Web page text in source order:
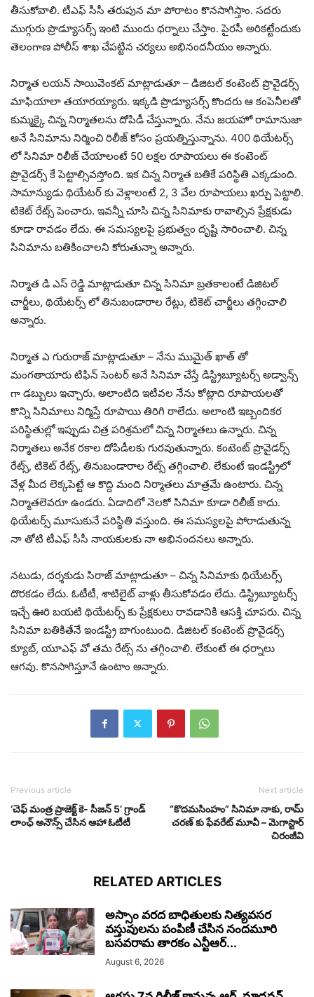
తీసుకోవాలి. టీఎఫ్ సీసీ తరుపున మా పోరాటం కొనసాగిస్తాం. సదరు
ముగ్గురు ప్రొడ్యూసర్స్ ఇంటి ముందు ధర్నాలు చేస్తాం. పైరసీ అరికట్టేందుకు
తెలంగాణ పోలీస్ శాఖ చేపట్టిన చర్యలు అభినందనీయం అన్నారు.
నిర్మాత లయన్ సాయివెంకట్ మాట్లాడుతూ – డిజిటల్ కంటెంట్ ప్రొవైడర్స్
మాఫియాలా తయారయ్యారు. ఇక్కడి ప్రొడ్యూసర్స్ కొందరు ఆ కంపెనీలతో
కుమ్మక్కై చిన్న నిర్మాతలను దోపిడీ చేస్తున్నారు. నేను జయహో రామానుజా
అనే సినిమాను నిర్మించి రిలీజ్ కోసం ప్రయత్నిస్తున్నాను. 400 థియేటర్స్
లో సినిమా రిలీజ్ చేయాలంటే 50 లక్షల రూపాయలు ఈ కంటెంట్
ప్రొవైడర్స్ కే పెట్టాల్సివస్తోంది. ఇక చిన్న నిర్మాత బతికే పరిస్థితి ఎక్కడుంది.
సామాన్యుడు థియేటర్ కు వెళ్లాలంటే 2, 3 వేల రూపాయలు ఖర్చు పెట్టాలి.
టికెట్ రేట్స్ పెంచారు. ఇవన్నీ చూసి చిన్న సినిమాకు రావాల్సిన ప్రేక్షకుడు
కూడా రావడం లేదు. ఈ సమస్యలపై ప్రభుత్వం దృష్టి సారించాలి. చిన్న
సినిమాను బతికించాలని కోరుతున్నా అన్నారు.
నిర్మాత డి ఎస్ రెడ్డి మాట్లాడుతూ చిన్న సినిమా బ్రతకాలంటే డిజిటల్
చార్జీలు, థియేటర్స్ లో తినుబండారాల రేట్లు, టికెట్ చార్జీలు తగ్గించాలి
అన్నారు.
నిర్మాత ఎ గురురాజ్ మాట్లాడుతూ – నేను ముమైత్ ఖాత్ తో
మంగతాయారు టిఫిన్ సెంటర్ అనే సినిమా చేస్తే డిస్ట్రిబ్యూటర్స్ అడ్వాన్స్
గా డబ్బులు ఇచ్చారు. అలాంటిది ఇటీవల నేను కోట్లాది రూపాయలతో
కొన్ని సినిమాలు నిర్మిస్తే రూపాయి తిరిగి రాలేదు. అలాంటి ఇబ్బందికర
పరిస్థితుల్లో ఇప్పుడు చిత్ర పరిశ్రమలో చిన్న నిర్మాతలు ఉన్నారు. చిన్న
నిర్మాతలు అనేక రకాల దోపిడీలకు గురవుతున్నారు. కంటెంట్ ప్రొవైడర్స్
రేట్స్, టికెట్ రేట్స్, తినుబండారాల రేట్స్ తగ్గించాలి. లేకుంటే ఇండస్ట్రీలో
వేళ్ల మీద లెక్కపెట్టే ఆ కొద్ది మంది నిర్మాతలు మాత్రమే ఉంటారు. చిన్న
నిర్మాతలెవరూ ఉండరు. ఏడాదిలో నెలకో సినిమా కూడా రిలీజ్ కాదు.
థియేటర్స్ మూసుకునే పరిస్థితి వస్తుంది. ఈ సమస్యలపై పోరాడుతున్న
నా తోటి టీఎఫ్ సీసీ నాయకులకు నా అభినందనలు అన్నారు.
నటుడు, దర్శకుడు సిరాజ్ మాట్లాడుతూ – చిన్న సినిమాకు థియేటర్స్
దొరకడం లేదు. ఓటీటీ, శాటిలైట్ వాళ్లు తీసుకోవడం లేదు. డిస్ట్రిబ్యూటర్స్
ఇచ్చే ఊరి బయటి థియేటర్స్ కు ప్రేక్షకులు రావడానికి ఆసక్తి చూపరు. చిన్న
సినిమా బతికితేనే ఇండస్ట్రీ బాగుంటుంది. డిజిటల్ కంటెంట్ ప్రొవైడర్స్
క్యూబ్, యూఎఫ్ వో తమ రేట్స్ ను తగ్గించాలి. లేకుంటే ఈ ధర్నాలు
ఆగవు. కొనసాగిస్తూనే ఉంటాం అన్నారు.
Previous article
‘చెఫ్ మంత్ర ప్రాజెక్ట్ కె- సీజన్ 5’ గ్రాండ్
లాంఛ్ అనౌన్స్ చేసిన ఆహా ఓటీటీ
Next article
“కొదమసింహం” సినిమా నాకు, రామ్
చరణ్ కు ఫేవరేట్ మూవీ – మెగాస్టార్
చిరంజీవి
RELATED ARTICLES
అస్సాం వరద బాధితులకు నిత్యవసర
వస్తువులను పంపిణీ చేసిన నందమూరి
బసవరామ తారకం ఎన్టీఆర్...
August 6, 2026